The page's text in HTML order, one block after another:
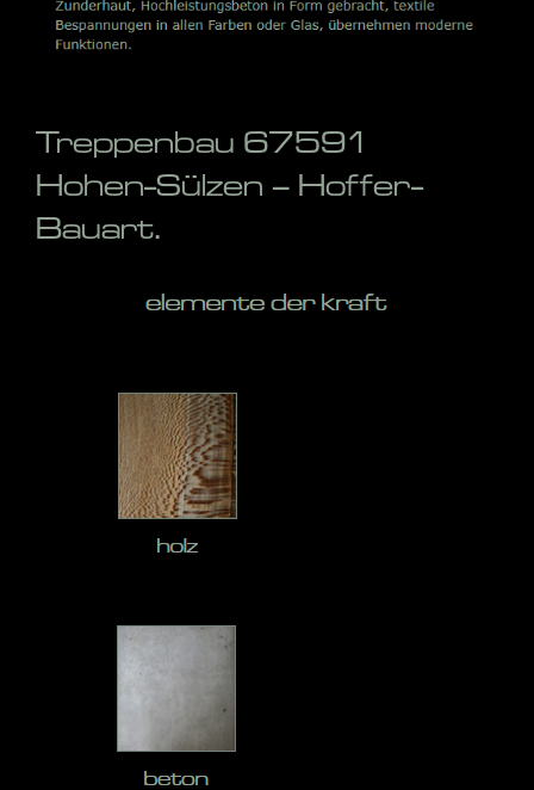
Treppenbau 67591
Hohen-Sülzen – Hoffer-
Bauart.